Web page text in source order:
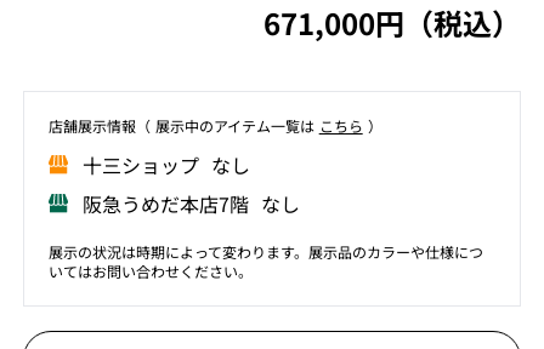
671,000円（税込）
店舗展⽰情報（ 展⽰中のアイテム⼀覧は こちら ）
⼗三ショップ なし
阪急うめだ本店7階 なし
展示の状況は時期によって変わります。展示品のカラーや仕様につ
いてはお問い合わせください。